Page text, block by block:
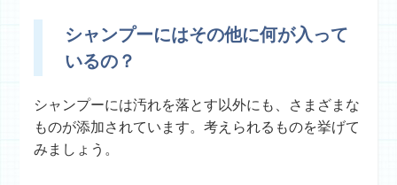
シャンプーにはその他に何が入って
いるの？
シャンプーには汚れを落とす以外にも、さまざまな
ものが添加されています。考えられるものを挙げて
みましょう。